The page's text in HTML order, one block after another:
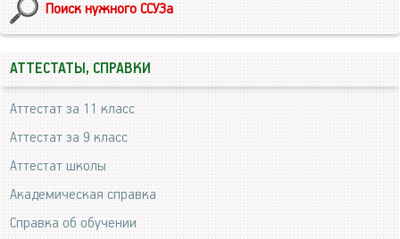
Поиск нужного ССУЗа
АТТЕСТАТЫ, СПРАВКИ
Аттестат за 11 класс
Аттестат за 9 класс
Аттестат школы
Академическая справка
Справка об обучении